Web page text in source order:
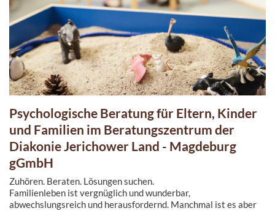
Psychologische Beratung für Eltern, Kinder
und Familien im Beratungszentrum der
Diakonie Jerichower Land - Magdeburg
gGmbH
Zuhören. Beraten. Lösungen suchen.
Familienleben ist vergnüglich und wunderbar,
abwechslungsreich und herausfordernd. Manchmal ist es aber